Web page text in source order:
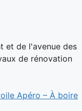
et de l'avenue des
de rénovation